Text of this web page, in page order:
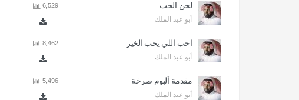
لحن الحب
أبو عبد الملك
6,529
أحب اللي يحب الخير
أبو عبد الملك
8,462
مقدمة ألبوم صرخة
أبو عبد الملك
5,496